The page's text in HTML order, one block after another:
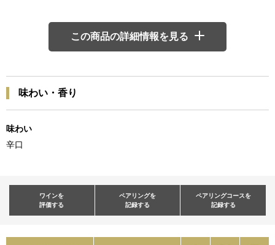
この商品の詳細情報を見る
味わい・香り
味わい
辛口
ワインを
評価する
ペアリングを
記録する
ペアリングコースを
記録する